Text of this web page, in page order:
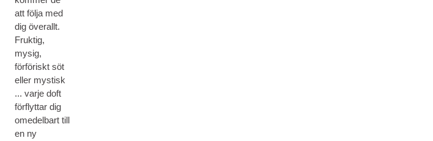
att följa med
dig överallt.
Fruktig,
mysig,
förföriskt söt
eller mystisk
... varje doft
förflyttar dig
omedelbart till
en ny